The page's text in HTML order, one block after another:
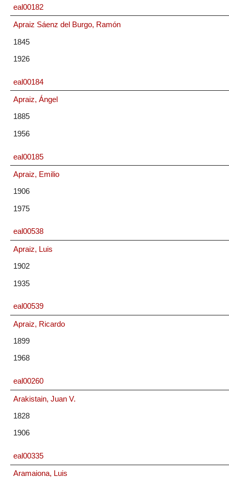
eal00182
Apraiz Sáenz del Burgo, Ramón
1845
1926
eal00184
Apraiz, Ángel
1885
1956
eal00185
Apraiz, Emilio
1906
1975
eal00538
Apraiz, Luis
1902
1935
eal00539
Apraiz, Ricardo
1899
1968
eal00260
Arakistain, Juan V.
1828
1906
eal00335
Aramaiona, Luis